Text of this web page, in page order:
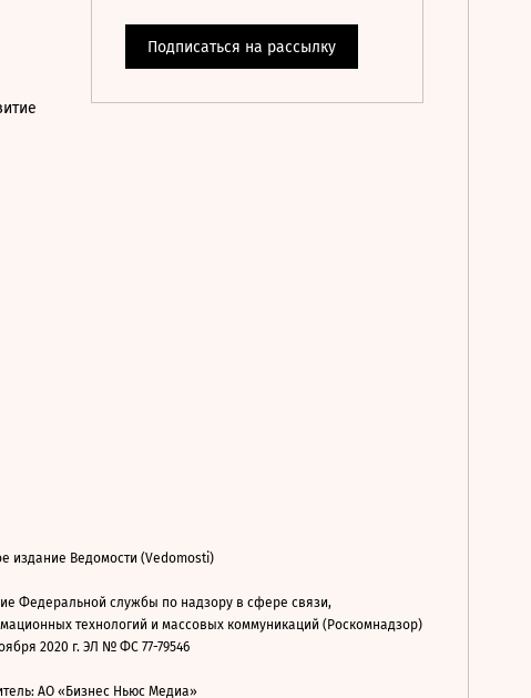
издание Ведомости (Vedomosti)
Федеральной службы по надзору в сфере связи,
технологий и массовых коммуникаций (Роскомнадзор)
2020 г. ЭЛ № ФС 77-79546
АО «Бизнес Ньюс Медиа»